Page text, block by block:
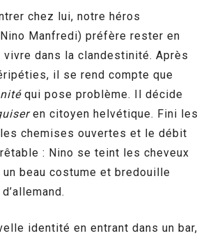
chez lui, notre héros
Manfredi) préfère rester en
dans la clandestinité. Après
il se rend compte que
qui pose problème. Il décide
en citoyen helvétique. Fini les
chemises ouvertes et le débit
: Nino se teint les cheveux
beau costume et bredouille
identité en entrant dans un bar,